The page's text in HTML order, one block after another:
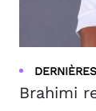
Brahimi